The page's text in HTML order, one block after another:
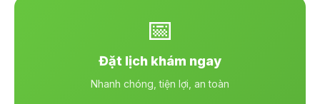
📅
Đặt lịch khám ngay
Nhanh chóng, tiện lợi, an toàn